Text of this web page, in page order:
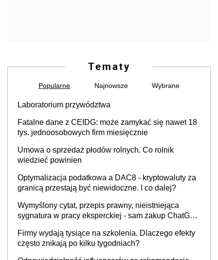
Tematy
Popularne Najnowsze Wybrane
Laboratorium przywództwa
Fatalne dane z CEIDG: może zamykać się nawet 18
tys. jednoosobowych firm miesięcznie
Umowa o sprzedaż płodów rolnych. Co rolnik
wiedzieć powinien
Optymalizacja podatkowa a DAC8 - kryptowaluty za
granicą przestają być niewidoczne. I co dalej?
Wymyślony cytat, przepis prawny, nieistniejąca
sygnatura w pracy eksperckiej - sam zakup ChatGPT
Firmy wydają tysiące na szkolenia. Dlaczego efekty
często znikają po kilku tygodniach?